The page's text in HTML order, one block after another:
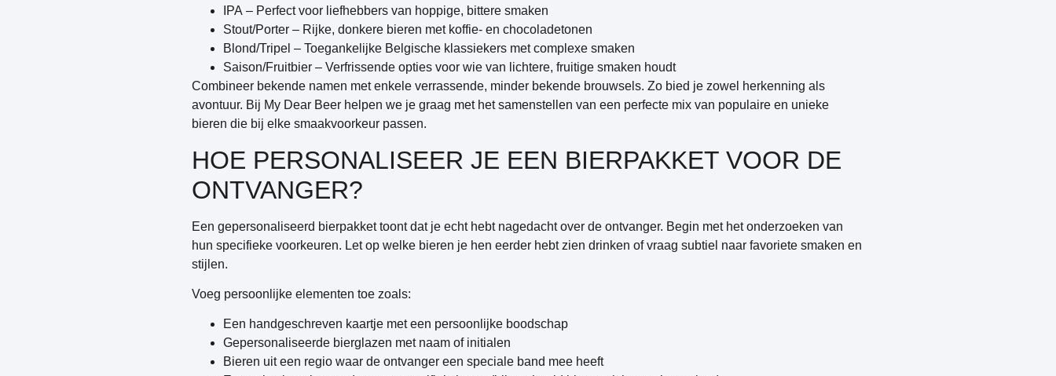
IPA – Perfect voor liefhebbers van hoppige, bittere smaken
Stout/Porter – Rijke, donkere bieren met koffie- en chocoladetonen
Blond/Tripel – Toegankelijke Belgische klassiekers met complexe smaken
Saison/Fruitbier – Verfrissende opties voor wie van lichtere, fruitige smaken houdt
Combineer bekende namen met enkele verrassende, minder bekende brouwsels. Zo bied je zowel herkenning als
avontuur. Bij My Dear Beer helpen we je graag met het samenstellen van een perfecte mix van populaire en unieke
bieren die bij elke smaakvoorkeur passen.
HOE PERSONALISEER JE EEN BIERPAKKET VOOR DE
ONTVANGER?
Een gepersonaliseerd bierpakket toont dat je echt hebt nagedacht over de ontvanger. Begin met het onderzoeken van
hun specifieke voorkeuren. Let op welke bieren je hen eerder hebt zien drinken of vraag subtiel naar favoriete smaken en
stijlen.
Voeg persoonlijke elementen toe zoals:
Een handgeschreven kaartje met een persoonlijke boodschap
Gepersonaliseerde bierglazen met naam of initialen
Bieren uit een regio waar de ontvanger een speciale band mee heeft